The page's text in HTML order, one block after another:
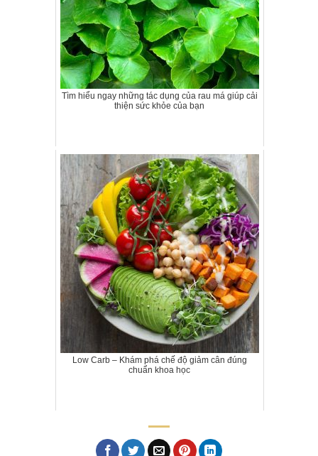
Tìm hiểu ngay những tác dụng của rau má giúp cải
thiện sức khỏe của bạn
Low Carb – Khám phá chế độ giảm cân đúng
chuẩn khoa học